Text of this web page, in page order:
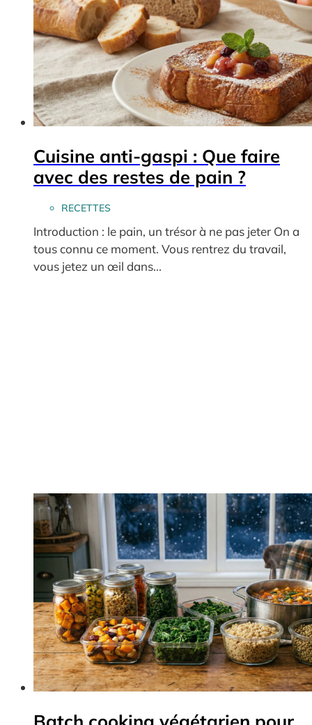
Cuisine anti-gaspi : Que faire
avec des restes de pain ?
RECETTES
Introduction : le pain, un trésor à ne pas jeter On a
tous connu ce moment. Vous rentrez du travail,
vous jetez un œil dans...